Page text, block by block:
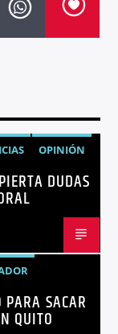
OPINIÓN
DUDAS
SACAR
QUITO